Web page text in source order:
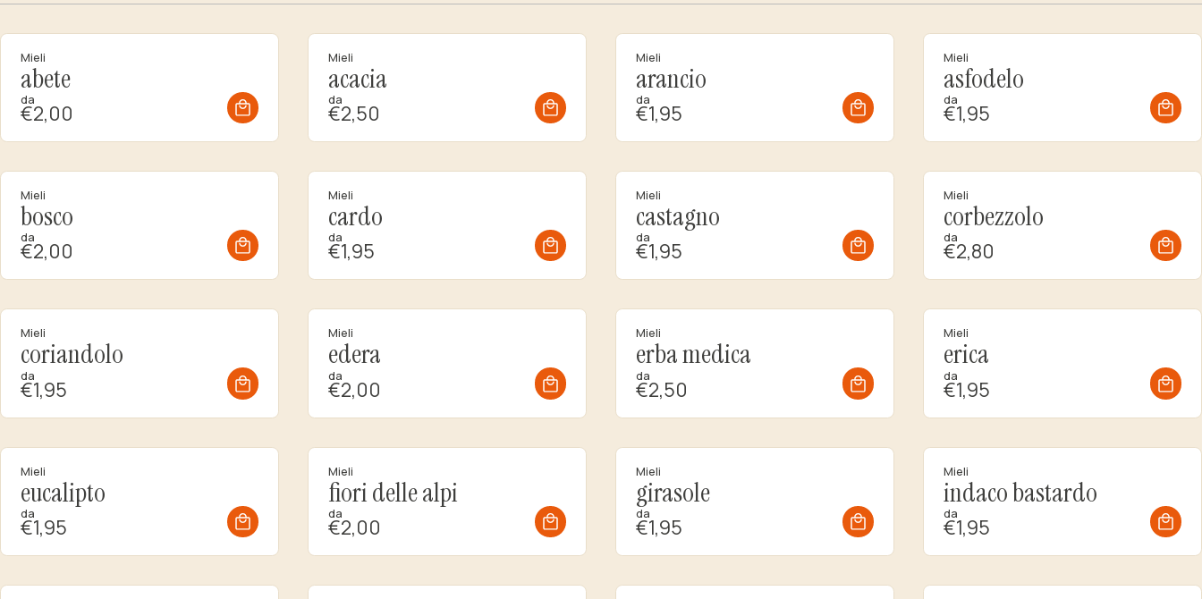
Mieli
abete
da
€2,00
Mieli
acacia
da
€2,50
Mieli
arancio
da
€1,95
Mieli
asfodelo
da
€1,95
Mieli
bosco
da
€2,00
Mieli
cardo
da
€1,95
Mieli
castagno
da
€1,95
Mieli
corbezzolo
da
€2,80
Mieli
coriandolo
da
€1,95
Mieli
edera
da
€2,00
Mieli
erba medica
da
€2,50
Mieli
erica
da
€1,95
Mieli
eucalipto
da
€1,95
Mieli
fiori delle alpi
da
€2,00
Mieli
girasole
da
€1,95
Mieli
indaco bastardo
da
€1,95